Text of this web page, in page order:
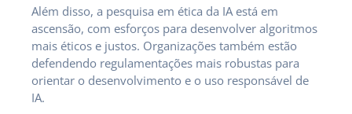
Além disso, a pesquisa em ética da IA está em
ascensão, com esforços para desenvolver algoritmos
mais éticos e justos. Organizações também estão
defendendo regulamentações mais robustas para
orientar o desenvolvimento e o uso responsável de
IA.